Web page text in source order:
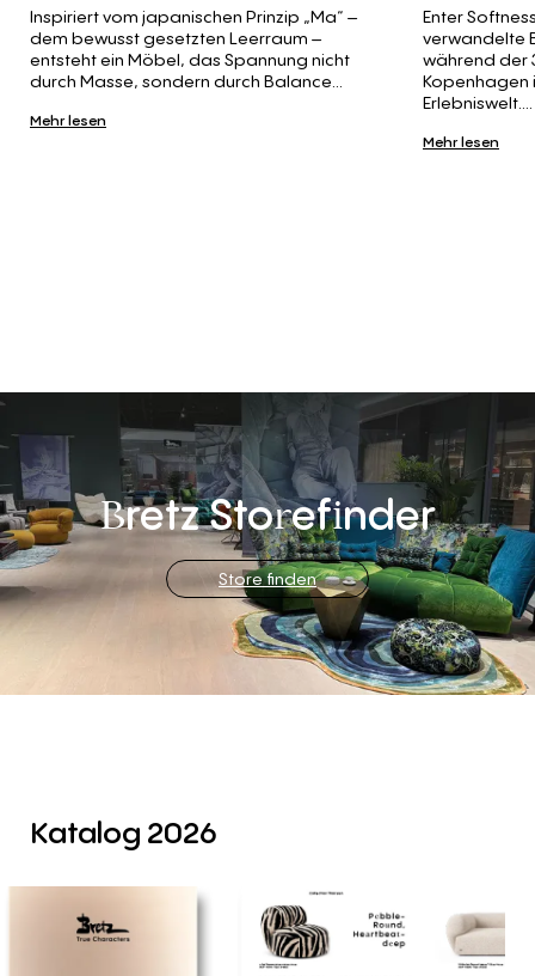
Inspiriert vom japanischen Prinzip „Ma“ –
dem bewusst gesetzten Leerraum –
entsteht ein Möbel, das Spannung nicht
durch Masse, sondern durch Balance...
Mehr lesen
Enter
verwandelte
während der
Kopenhagen
Erlebniswelt....
Mehr lesen
BretzStorefinder
Store finden
Katalog 2026